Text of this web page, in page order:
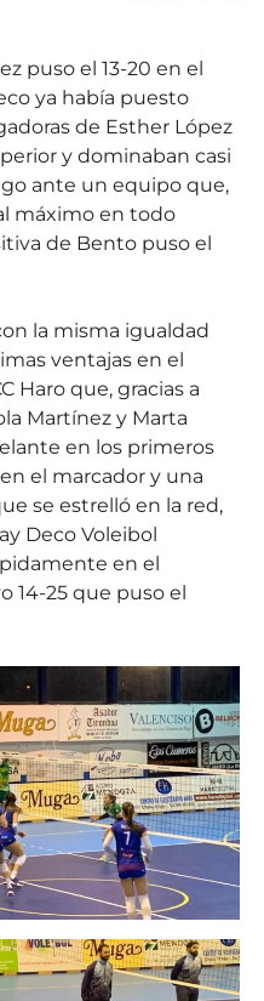
puso el 13-20 en el
ya había puesto
de Esther López
y dominaban casi
ante un equipo que,
máximo en todo
de Bento puso el
la misma igualdad
ventajas en el
Haro que, gracias a
Martínez y Marta
en los primeros
el marcador y una
se estrelló en la red,
Deco Voleibol
en el
14-25 que puso el